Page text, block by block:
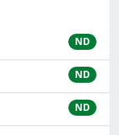
ND
ND
ND